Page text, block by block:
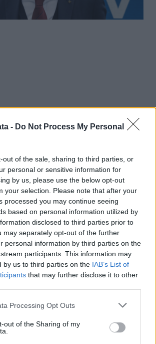
- Do Not Process My Personal
out of the sale, sharing to third parties, or
personal or sensitive information for
by us, please use the below opt-out
your selection. Please note that after your
processed you may continue seeing
based on personal information utilized by
disclosed to third parties prior to
may separately opt-out of the further
personal information by third parties on the
participants. This information may
by us to third parties on the IAB’s List of
that may further disclose it to other
Processing Opt Outs
out of the Sharing of my